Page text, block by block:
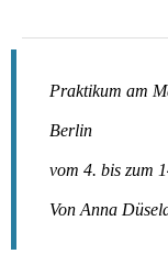
Praktikum am
Berlin
vom 4. bis zum
Von Anna